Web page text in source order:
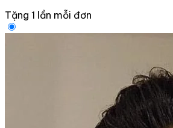
Tặng 1 lần mỗi đơn